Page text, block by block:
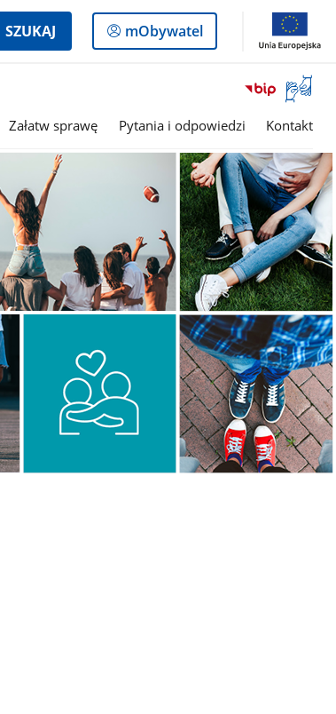
SZUKAJ
Logowanie
do
mObywatel
Otwórz
okno
z
języka
Załatw sprawę Pytania i odpowiedzi Kontakt